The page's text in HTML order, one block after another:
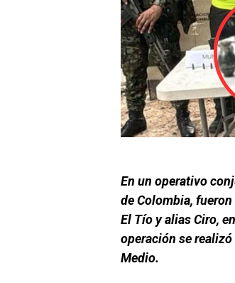
En un operativo
de Colombia,
El Tío y alias Ciro,
operación se
Medio.